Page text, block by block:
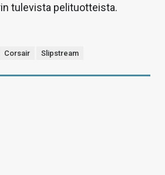
tulevista pelituotteista.
Corsair Slipstream